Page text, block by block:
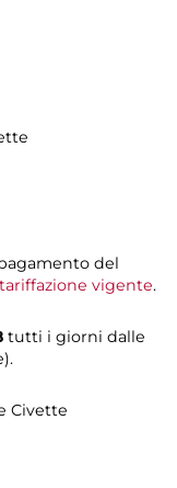
del
tariffazione vigente.
tutti i giorni dalle
Civette